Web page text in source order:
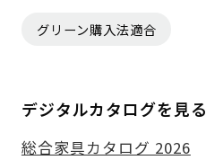
グリーン購入法適合
デジタルカタログを見る
総合家具カタログ 2026